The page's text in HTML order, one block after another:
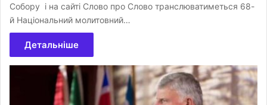
Собору і на сайті Слово про Слово транслюватиметься 68-
й Національний молитовний…
Детальніше